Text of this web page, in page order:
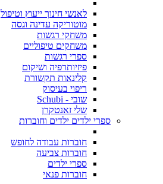
לאנשי חינוך ייעוץ וטיפול
מוטוריקה עדינה וגסה
משחקי רגשות
משחקים טיפוליים
ספרי רגשות
פיזיותרפיה ושיקום
קלינאות תקשורת
ריפוי בעיסוק
שובי - Schubi
שלי זאנטקרן
ספרי ילדים ילדים וחוברות
חוברות עבודה לחופש
חוברות צביעה
ספרי ילדים
חוברות פנאי